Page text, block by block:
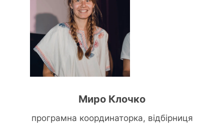
Миро Клочко
програмна координаторка, відбірниця